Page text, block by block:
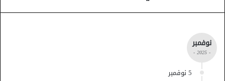
نوفمبر
- 2025 -
5 نوفمبر